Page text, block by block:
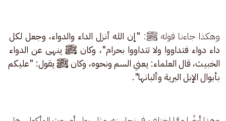
وهكذا جاءنا قوله ﷺ: "إن الله أنزل الداء والدواء، وجعل لكل
داء دواء فتداووا ولا تتداووا بحرام"، وكان ﷺ ينهى عن الدواء
الخبيث، قال العلماء: يعني السم ونحوه، وكان ﷺ يقول: "عليكم
بأبوال الإبل البرية وألبانها".